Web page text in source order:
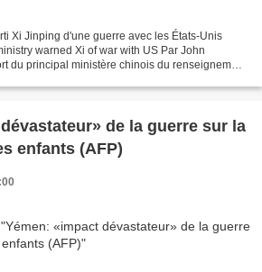
Xi Jinping d'une guerre avec les États-Unis
warned Xi of war with US Par John
du principal ministère chinois du renseignement
de la guerre sur la
enfants (AFP)